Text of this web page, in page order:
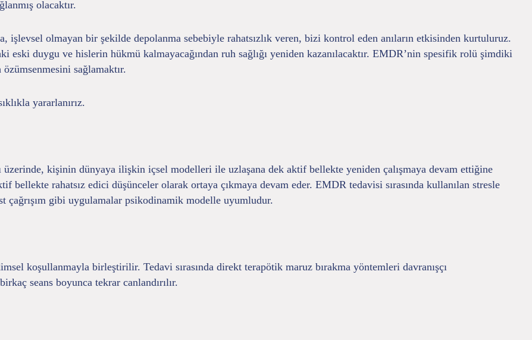
olacaktır.
işlevsel olmayan bir şekilde depolanma sebebiyle rahatsızlık veren, bizi kontrol eden anıların etkisinden kurtuluruz.
eski duygu ve hislerin hükmü kalmayacağından ruh sağlığı yeniden kazanılacaktır. EMDR’nin spesifik rolü şimdiki
sağlamaktır.
yararlanırız.
kişinin dünyaya ilişkin içsel modelleri ile uzlaşana dek aktif bellekte yeniden çalışmaya devam ettiğine
bellekte rahatsız edici düşünceler olarak ortaya çıkmaya devam eder. EMDR tedavisi sırasında kullanılan stresle
çağrışım gibi uygulamalar psikodinamik modelle uyumludur.
koşullanmayla birleştirilir. Tedavi sırasında direkt terapötik maruz bırakma yöntemleri davranışçı
seans boyunca tekrar canlandırılır.